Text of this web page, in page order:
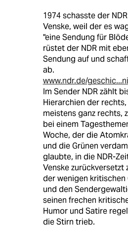
1974 schasste der
Venske, weil der es
"eine Sendung für
rüstet der NDR mit
Sendung auf und
ab.
www.ndr.de/
Im Sender NDR zählt
Hierarchien der
meistens ganz rechts,
bei einem
Woche, der die
und die Grünen
glaubte, in die NDR-
Venske zurückversetzt
der wenigen kritischen
und den
seinen frechen
Humor und Satire
die Stirn trieb.